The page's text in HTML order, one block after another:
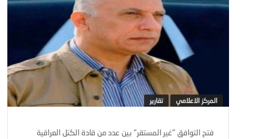
المركز الاعلامي تقارير
فتح التوافق "غير المستقر" بين عدد من قادة الكتل العراقية